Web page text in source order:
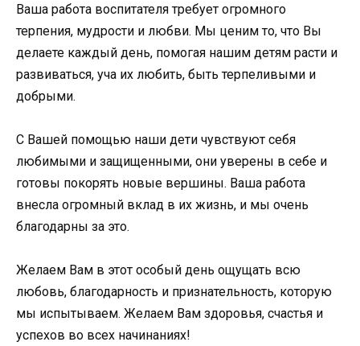
Ваша работа воспитателя требует огромного
терпения, мудрости и любви. Мы ценим то, что Вы
делаете каждый день, помогая нашим детям расти и
развиваться, уча их любить, быть терпеливыми и
добрыми.
С Вашей помощью наши дети чувствуют себя
любимыми и защищенными, они уверены в себе и
готовы покорять новые вершины. Ваша работа
внесла огромный вклад в их жизнь, и мы очень
благодарны за это.
Желаем Вам в этот особый день ощущать всю
любовь, благодарность и признательность, которую
мы испытываем. Желаем Вам здоровья, счастья и
успехов во всех начинаниях!